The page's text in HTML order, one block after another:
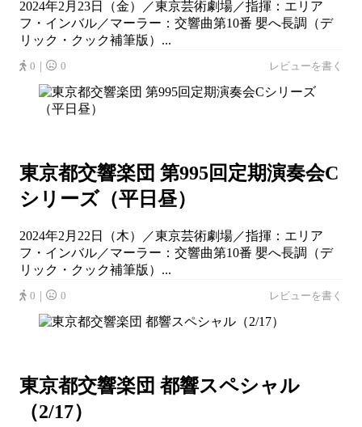
2024年2月23日（金）／東京芸術劇場／指揮：エリア
フ・インバル／マーラー：交響曲第10番 嬰へ長調（デ
リック・クック補筆版）...
0｜ 0 レビューを書く
東京都交響楽団 第995回定期演奏会C
シリーズ（平日昼）
2024年2月22日（木）／東京芸術劇場／指揮：エリア
フ・インバル／マーラー：交響曲第10番 嬰へ長調（デ
リック・クック補筆版）...
0｜ 0 レビューを書く
東京都交響楽団 都響スペシャル
（2/17）